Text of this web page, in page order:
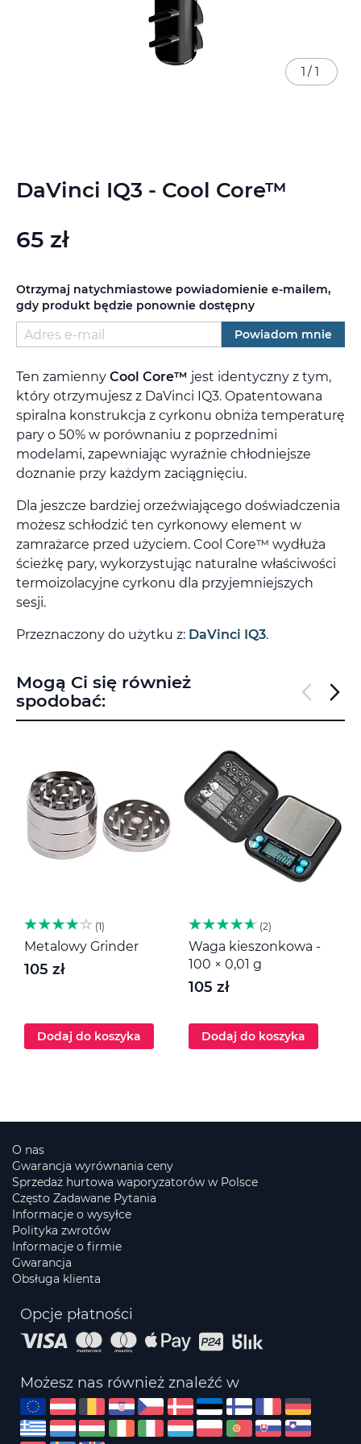
DaVinci IQ3 - Cool Core™
65 zł
Otrzymaj natychmiastowe powiadomienie e-mailem,
gdy produkt będzie ponownie dostępny
Powiadom mnie
Ten zamienny Cool Core™ jest identyczny z tym,
który otrzymujesz z DaVinci IQ3. Opatentowana
spiralna konstrukcja z cyrkonu obniża temperaturę
pary o 50% w porównaniu z poprzednimi
modelami, zapewniając wyraźnie chłodniejsze
doznanie przy każdym zaciągnięciu.
Dla jeszcze bardziej orzeźwiającego doświadczenia
możesz schłodzić ten cyrkonowy element w
zamrażarce przed użyciem. Cool Core™ wydłuża
ścieżkę pary, wykorzystując naturalne właściwości
termoizolacyjne cyrkonu dla przyjemniejszych
sesji.
Przeznaczony do użytku z: DaVinci IQ3.
1 / 1
na
Mogą Ci się również
spodobać:
1
Metalowy Grinder
105 zł
Dodaj do koszyka
2
Waga kieszonkowa -
100 × 0,01 g
105 zł
Dodaj do koszyka
O nas
Gwarancja wyrównania ceny
Sprzedaż hurtowa waporyzatorów w Polsce
Często Zadawane Pytania
Informacje o wysyłce
Polityka zwrotów
Informacje o firmie
Gwarancja
Obsługa klienta
Opcje płatności
Możesz nas również znaleźć w